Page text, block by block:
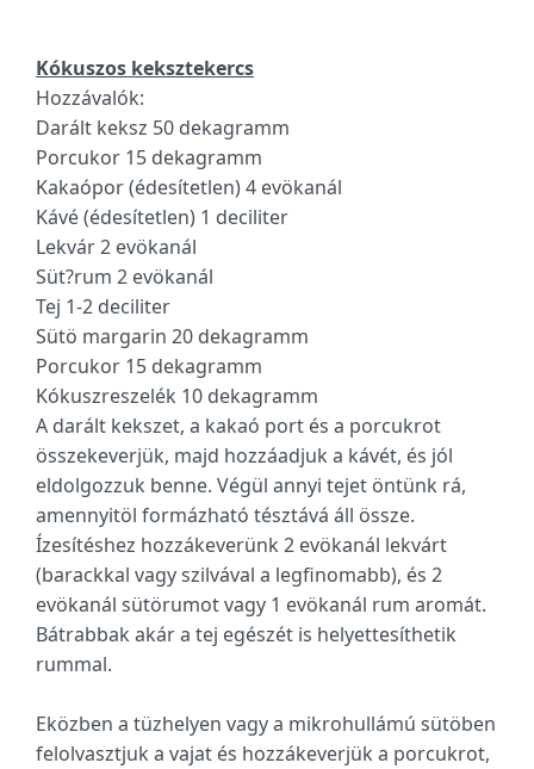
Kókuszos keksztekercs
Hozzávalók:
Darált keksz 50 dekagramm
Porcukor 15 dekagramm
Kakaópor (édesítetlen) 4 evökanál
Kávé (édesítetlen) 1 deciliter
Lekvár 2 evökanál
Süt?rum 2 evökanál
Tej 1-2 deciliter
Sütö margarin 20 dekagramm
Porcukor 15 dekagramm
Kókuszreszelék 10 dekagramm
A darált kekszet, a kakaó port és a porcukrot
összekeverjük, majd hozzáadjuk a kávét, és jól
eldolgozzuk benne. Végül annyi tejet öntünk rá,
amennyitöl formázható tésztává áll össze.
Ízesítéshez hozzákeverünk 2 evökanál lekvárt
(barackkal vagy szilvával a legfinomabb), és 2
evökanál sütörumot vagy 1 evökanál rum aromát.
Bátrabbak akár a tej egészét is helyettesíthetik
rummal.
Eközben a tüzhelyen vagy a mikrohullámú sütöben
felolvasztjuk a vajat és hozzákeverjük a porcukrot,